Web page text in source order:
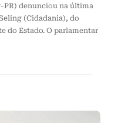
PR) denunciou na última
(Cidadania), do
do Estado. O parlamentar